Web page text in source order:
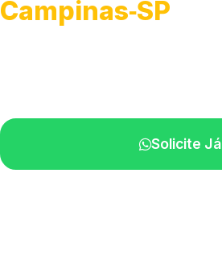
Campinas‑SP
Solicite Já